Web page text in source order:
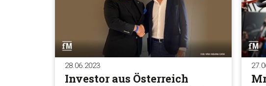
28.06.2023
Investor aus Österreich